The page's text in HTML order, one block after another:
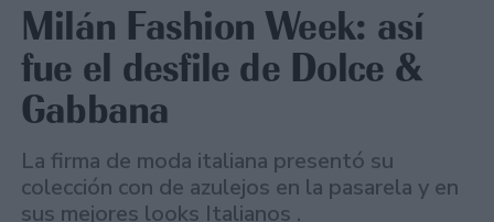
Milán Fashion Week: así
fue el desfile de Dolce &
Gabbana
La firma de moda italiana presentó su
colección con de azulejos en la pasarela y en
sus mejores looks Italianos .